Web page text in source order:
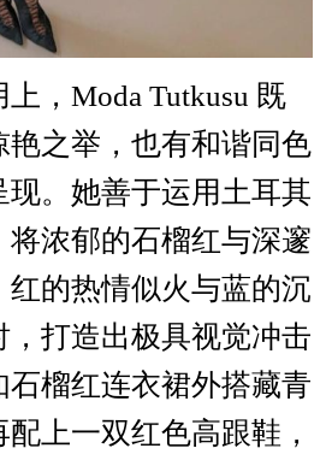
Moda Tutkusu 既
艳之举，也有和谐同色
现。她善于运用土耳其
浓郁的石榴红与深邃
红的热情似火与蓝的沉
打造出极具视觉冲击
石榴红连衣裙外搭藏青
上一双红色高跟鞋，